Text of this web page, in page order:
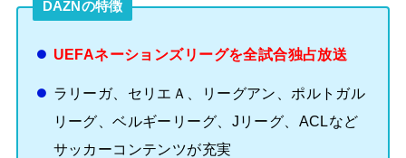
DAZNの特徴
UEFAネーションズリーグを全試合独占放送
ラリーガ、セリエＡ、リーグアン、ポルトガル
リーグ、ベルギーリーグ、Jリーグ、ACLなど
サッカーコンテンツが充実